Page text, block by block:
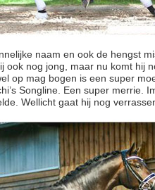
naam en ook de hengst
ook nog jong, maar nu komt hij
op mag bogen is een super
Songline. Een super merrie.
Wellicht gaat hij nog